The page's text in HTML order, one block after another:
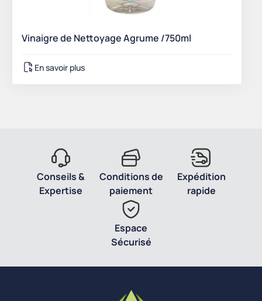
Vinaigre de Nettoyage Agrume /750ml
En savoir plus
Conseils &
Expertise
Conditions de
paiement
Expédition
rapide
Espace
Sécurisé